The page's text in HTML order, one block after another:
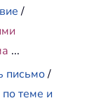
/
...
письмо/
теме и